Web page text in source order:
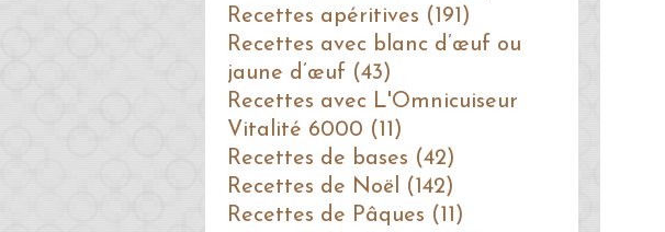
Recettes apéritives (191)
Recettes avec blanc d’œuf ou
jaune d’œuf (43)
Recettes avec L'Omnicuiseur
Vitalité 6000 (11)
Recettes de bases (42)
Recettes de Noël (142)
Recettes de Pâques (11)